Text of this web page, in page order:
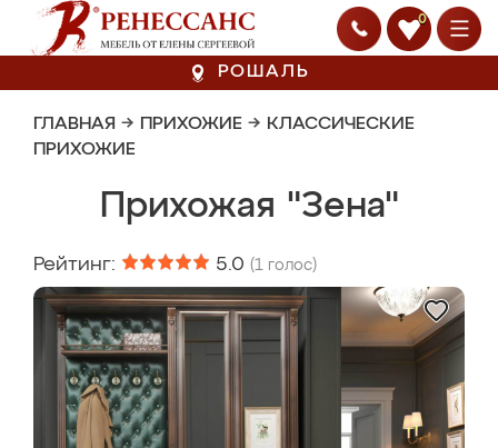
0
РОШАЛЬ
ГЛАВНАЯ → ПРИХОЖИЕ → КЛАССИЧЕСКИЕ
ПРИХОЖИЕ
Прихожая "Зена"
Рейтинг: 5.0 (1 голос)